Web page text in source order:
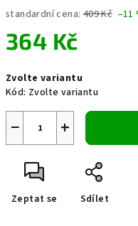
standardní cena: 409 Kč –11
364 Kč
cena:
Zvolte variantu
Kód: Zvolte variantu
+
−
Zeptat se Sdílet